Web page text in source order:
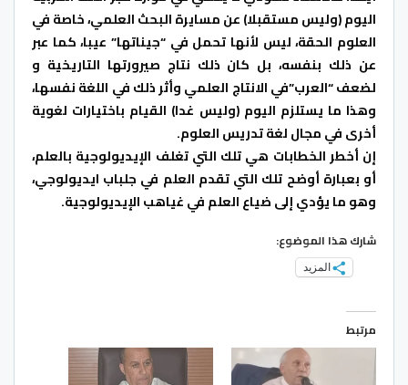
اليوم (وليس مستقبلا) عن مسايرة البحث العلمي، خاصة في
العلوم الحقة، ليس لأنها تحمل في “جيناتها” عيبا، كما عبر
عن ذلك بنفسه، بل كان ذلك نتاج صيرورتها التاريخية و
لضعف “العرب”في الانتاج العلمي وأثر ذلك في اللغة نفسها،
وهذا ما يستلزم اليوم (وليس غدا) القيام باختيارات لغوية
أخرى في مجال لغة تدريس العلوم.
إن أخطر الخطابات هي تلك التي تغلف الإيديولوجية بالعلم،
أو بعبارة أوضح تلك التي تقدم العلم في جلباب ايديولوجي،
وهو ما يؤدي إلى ضياع العلم في غياهب الإيديولوجية.
شارك هذا الموضوع:
المزيد
مرتبط